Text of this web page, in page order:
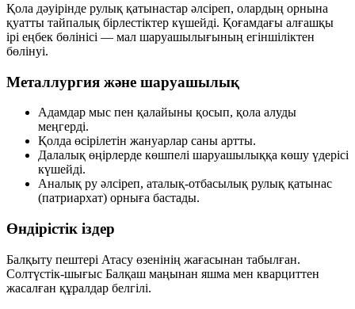
Қола дәуірінде рулық қатынастар әлсіреп, олардың орнына
қуатты тайпалық бірлестіктер күшейді. Қоғамдағы алғашқы
ірі еңбек бөлінісі — мал шаруашылығының егіншіліктен
бөлінуі.
Металлургия және шаруашылық
Адамдар мыс пен қалайыны қосып, қола алуды
меңгерді.
Қолда өсірілетін жануарлар саны артты.
Далалық өңірлерде көшпелі шаруашылыққа көшу үдерісі
күшейді.
Аналық ру әлсіреп, аталық-отбасылық рулық қатынас
(патриархат) орныға бастады.
Өндірістік іздер
Балқыту пештері Атасу өзенінің жағасынан табылған.
Солтүстік-шығыс Балқаш маңынан яшма мен кварциттен
жасалған құралдар белгілі.